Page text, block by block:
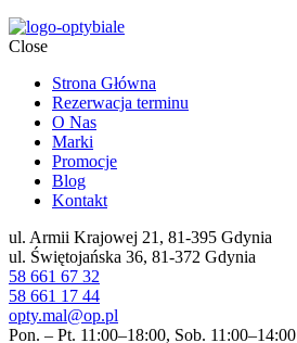
Close
Strona Główna
Rezerwacja terminu
O Nas
Marki
Promocje
Blog
Kontakt
ul. Armii Krajowej 21, 81-395 Gdynia
ul. Świętojańska 36, 81-372 Gdynia
58 661 67 32
58 661 17 44
opty.mal@op.pl
Pon. – Pt. 11:00–18:00, Sob. 11:00–14:00